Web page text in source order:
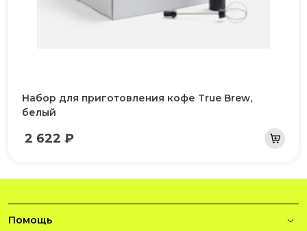
Набор для приготовления кофе True Brew,
белый
2 622 ₽
Помощь